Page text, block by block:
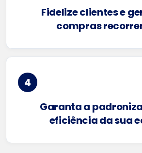
Fidelize clientes e
compras
4
Garanta a
eficiência da sua